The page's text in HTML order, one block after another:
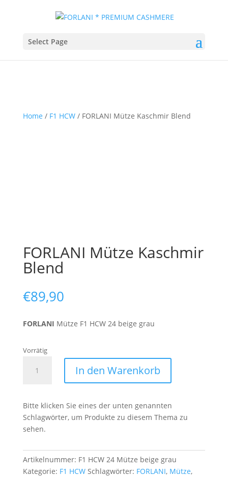
Select Page
Home / F1 HCW/ FORLANI Mütze Kaschmir Blend
FORLANI Mütze Kaschmir
Blend
€89,90
FORLANI Mütze F1 HCW 24 beige grau
Vorrätig
Mütze
Menge
In den Warenkorb
Bitte klicken Sie eines der unten genannten
Schlagwörter, um Produkte zu diesem Thema zu
sehen.
Artikelnummer: F1 HCW 24 Mütze beige grau
Kategorie: F1 HCW Schlagwörter: FORLANI, Mütze,